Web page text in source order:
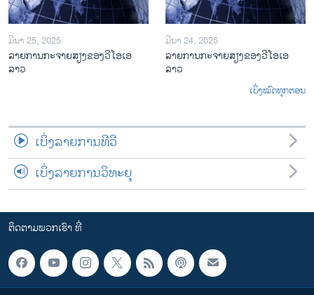
ມີນາ 25, 2025
ລາຍການກະຈາຍສຽງຂອງວີໂອເອ
ລາວ
ມີນາ 24, 2025
ລາຍການກະຈາຍສຽງຂອງວີໂອເອ
ລາວ
ເບິ່ງໝົດທຸກຕອນ
ເບິ່ງລາຍການທີວີ
ເບິ່ງລາຍການວິທະຍຸ
ຕິດຕາມພວກເຮົາ ທີ່